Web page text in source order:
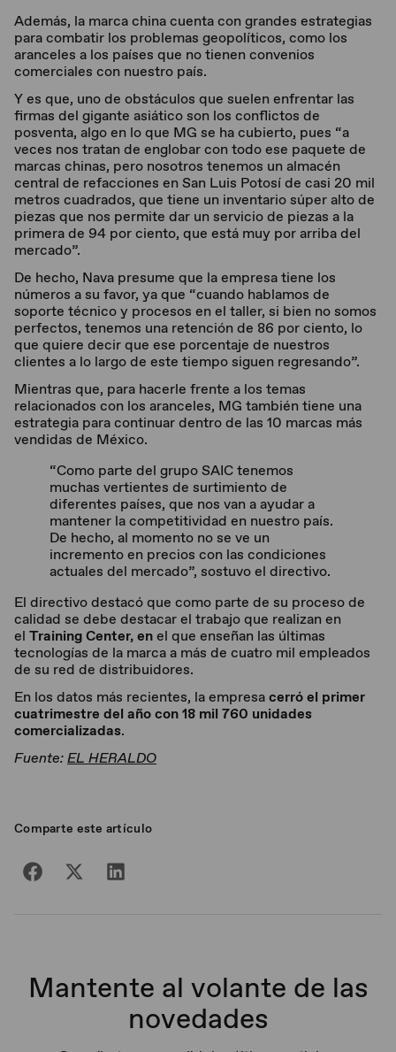
Además, la marca china cuenta con grandes estrategias
para combatir los problemas geopolíticos, como los
aranceles a los países que no tienen convenios
comerciales con nuestro país.
Y es que, uno de obstáculos que suelen enfrentar las
firmas del gigante asiático son los conflictos de
posventa, algo en lo que MG se ha cubierto, pues “a
veces nos tratan de englobar con todo ese paquete de
marcas chinas, pero nosotros tenemos un almacén
central de refacciones en San Luis Potosí de casi 20 mil
metros cuadrados, que tiene un inventario súper alto de
piezas que nos permite dar un servicio de piezas a la
primera de 94 por ciento, que está muy por arriba del
mercado”.
De hecho, Nava presume que la empresa tiene los
números a su favor, ya que “cuando hablamos de
soporte técnico y procesos en el taller, si bien no somos
perfectos, tenemos una retención de 86 por ciento, lo
que quiere decir que ese porcentaje de nuestros
clientes a lo largo de este tiempo siguen regresando”.
Mientras que, para hacerle frente a los temas
relacionados con los aranceles, MG también tiene una
estrategia para continuar dentro de las 10 marcas más
vendidas de México.
“Como parte del grupo SAIC tenemos
muchas vertientes de surtimiento de
diferentes países, que nos van a ayudar a
mantener la competitividad en nuestro país.
De hecho, al momento no se ve un
incremento en precios con las condiciones
actuales del mercado”, sostuvo el directivo.
El directivo destacó que como parte de su proceso de
calidad se debe destacar el trabajo que realizan en
el Training Center, enel que enseñan las últimas
tecnologías de la marca a más de cuatro mil empleados
de su red de distribuidores.
En los datos más recientes, la empresacerró el primer
cuatrimestre del año con 18 mil 760 unidades
comercializadas.
Fuente:EL HERALDO
Comparte este artículo
Mantente al volante de las
novedades